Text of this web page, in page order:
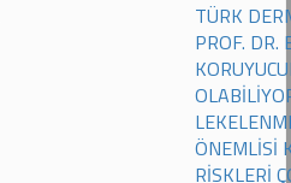
TÜRK
PROF. DR.
ÖNEMLİSİ
RİSKLERİ